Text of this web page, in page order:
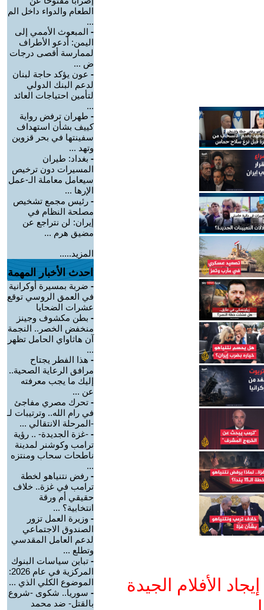
الأفلام الجيدة
الطعام والدواء داخل الم
...
- ‏المبعوث الأممي إلى
اليمن: أدعو الأطراف
لممارسة أقصى درجات
ض ...
- عون يؤكد حاجة لبنان
لدعم البنك الدولي
لتأمين احتياجات العائد
...
- طهران ترفض رواية
كييف بشأن استهداف
سفينتها في بحر قزوين
وتهد ...
- بغداد: طيران
المسيرات دون ترخيص
سيعامل معاملة الـ-عمل
الإرها ...
- رئيس مجمع تشخيص
مصلحة النظام في
إيران: لن نتراجع عن
مضيق هرم ...
المزيد.....
احدث الأخبار المهمة
- ضربة بمسيرة أوكرانية
في العمق الروسي توقع
عشرات الضحايا
- بطن مكشوف وجينز
منخفض الخصر.. النجمة
آن هاثاواي الحامل تظهر
...
- هذا الفطر يجتاح
مرافق الرعاية الصحية..
إليك ما يجب معرفته
عن ...
- تحرك مصري مفاجئ
في رام الله.. وترتيبات لـ
-المرحلة الانتقالي ...
- -غزة الجديدة- .. رؤية
ترامب وكوشنر لمدينة
ناطحات سحاب ومنتزه
...
- رفض نتنياهو لخطة
ترامب في غزة.. خلاف
حقيقي أم ورقة
انتخابية؟ ...
- وزيرة العمل تزور
الصندوق الاجتماعي
لدعم العامل المقدسي
وتطلع ...
- تباين سياسات البنوك
المركزية في عام 2026:
الموضوع الكلي الذي ...
- سوريا.. شكوى -شروع
بالقتل- ضد محمد